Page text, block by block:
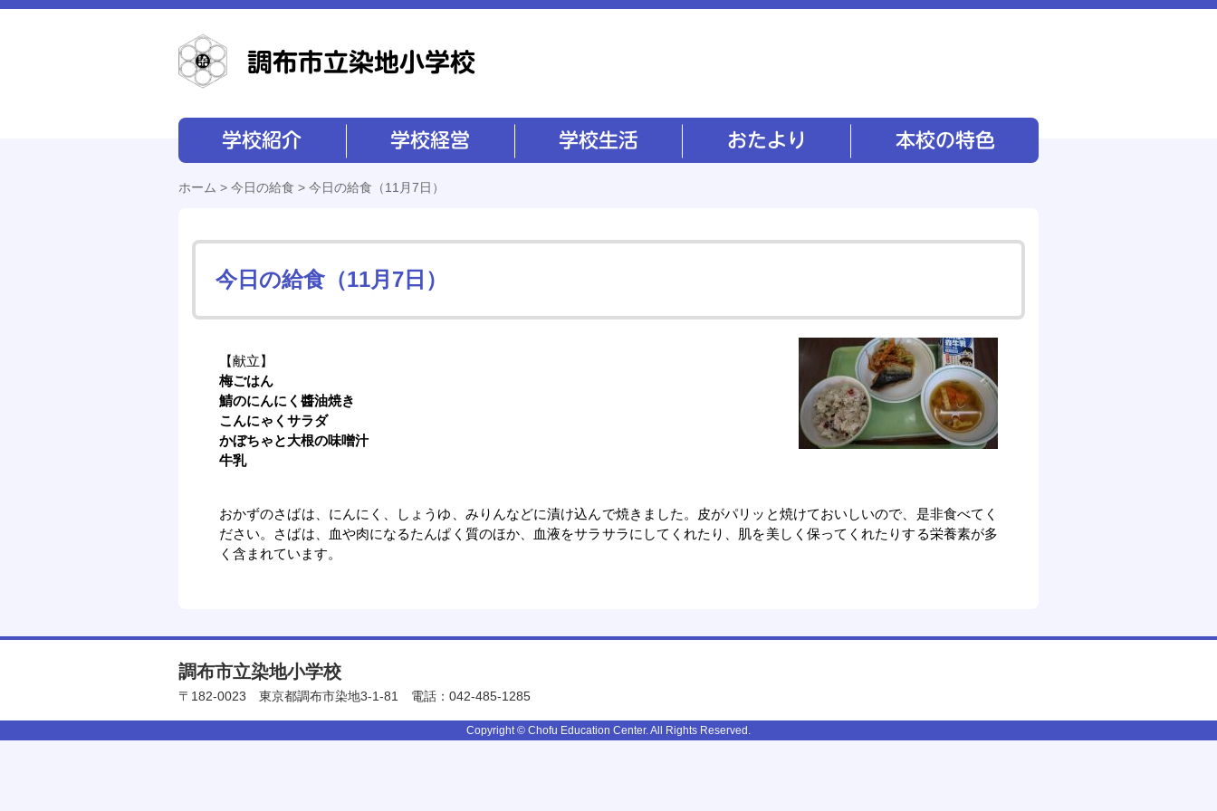
ホーム > 今日の給食 > 今日の給食（11月7日）
今日の給食（11月7日）
【献立】
梅ごはん
鯖のにんにく醬油焼き
こんにゃくサラダ
かぼちゃと大根の味噌汁
牛乳
おかずのさばは、にんにく、しょうゆ、みりんなどに漬け込んで焼きました。皮がパリッと焼けておいしいので、是非食べてく
ださい。さばは、血や肉になるたんぱく質のほか、血液をサラサラにしてくれたり、肌を美しく保ってくれたりする栄養素が多
く含まれています。
調布市立染地小学校
〒182-0023 東京都調布市染地3-1-81 電話：042-485-1285
Copyright © Chofu Education Center. All Rights Reserved.